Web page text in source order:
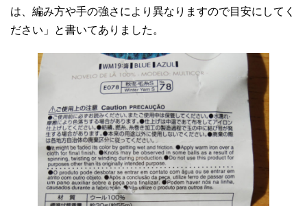
は、編み方や手の強さにより異なりますので目安にしてく
ださい」と書いてありました。